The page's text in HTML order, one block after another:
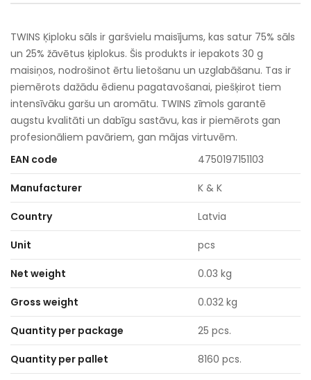
TWINS Ķiploku sāls ir garšvielu maisījums, kas satur 75% sāls
un 25% žāvētus ķiplokus. Šis produkts ir iepakots 30 g
maisiņos, nodrošinot ērtu lietošanu un uzglabāšanu. Tas ir
piemērots dažādu ēdienu pagatavošanai, piešķirot tiem
intensīvāku garšu un aromātu. TWINS zīmols garantē
augstu kvalitāti un dabīgu sastāvu, kas ir piemērots gan
profesionāliem pavāriem, gan mājas virtuvēm.
EAN code
4750197151103
Manufacturer K & K
Country Latvia
Unit pcs
Net weight 0.03 kg
Gross weight 0.032 kg
Quantity per package 25 pcs.
Quantity per pallet 8160 pcs.